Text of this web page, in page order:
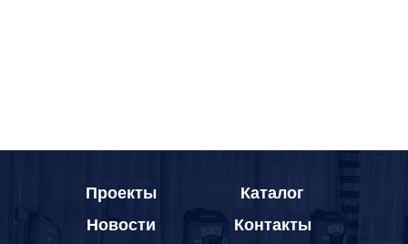
Проекты
Каталог
Новости
Контакты